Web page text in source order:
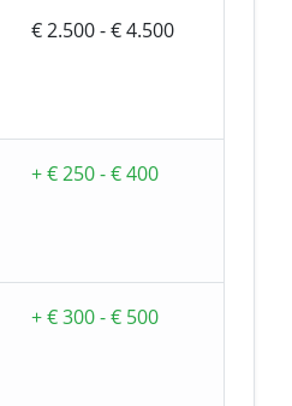
€ 2.500 - € 4.500
+ € 250 - € 400
+ € 300 - € 500